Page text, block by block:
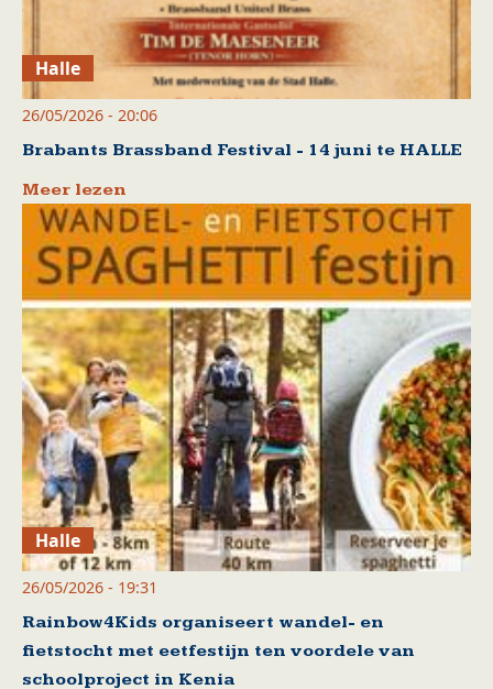
Halle
26/05/2026 - 20:06
Brabants Brassband Festival - 14 juni te HALLE
Meer lezen
Halle
26/05/2026 - 19:31
Rainbow4Kids organiseert wandel- en
fietstocht met eetfestijn ten voordele van
schoolproject in Kenia